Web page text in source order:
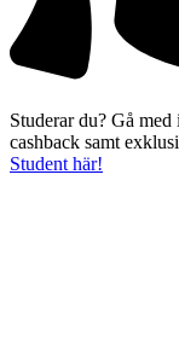
Studerar du? Gå
cashback samt
Student här!